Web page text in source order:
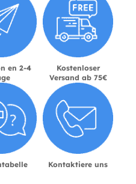
en 2-4
Kostenloser
Versand ab 75€
Kontaktiere uns